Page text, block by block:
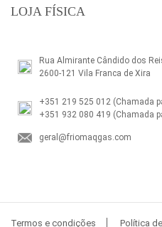
LOJA FÍSICA
Rua Almirante Cândido dos
2600-121 Vila Franca de Xira
+351 219 525 012 (Chamada
+351 932 080 419 (Chamada
geral@friomaqgas.com
Termos e condições Política